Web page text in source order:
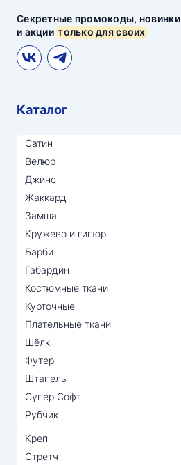
Секретные промокоды, новинки
и акциитолько для своих
Каталог
Сатин
Велюр
Джинс
Жаккард
Замша
Кружево и гипюр
Барби
Габардин
Костюмные ткани
Курточные
Плательные ткани
Шёлк
Футер
Штапель
Супер Софт
Рубчик
Креп
Стретч